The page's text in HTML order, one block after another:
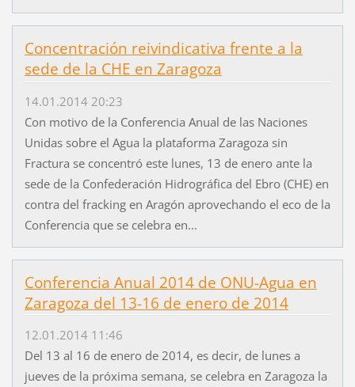
Concentración reivindicativa frente a la
sede de la CHE en Zaragoza
14.01.2014 20:23
Con motivo de la Conferencia Anual de las Naciones
Unidas sobre el Agua la plataforma Zaragoza sin
Fractura se concentró este lunes, 13 de enero ante la
sede de la Confederación Hidrográfica del Ebro (CHE) en
contra del fracking en Aragón aprovechando el eco de la
Conferencia que se celebra en...
Conferencia Anual 2014 de ONU-Agua en
Zaragoza del 13-16 de enero de 2014
12.01.2014 11:46
Del 13 al 16 de enero de 2014, es decir, de lunes a
jueves de la próxima semana, se celebra en Zaragoza la